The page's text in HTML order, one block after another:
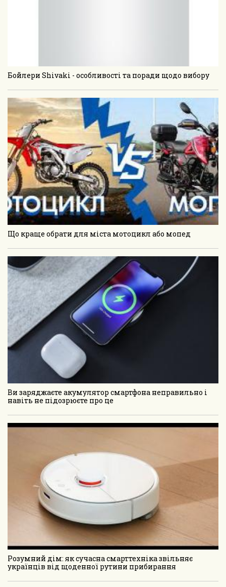
Бойлери Shivaki - особливості та поради щодо вибору
Що краще обрати для міста мотоцикл або мопед
Ви заряджаєте акумулятор смартфона неправильно і
навіть не підозрюєте про це
Розумний дім: як сучасна смарттехніка звільняє
українців від щоденної рутини прибирання